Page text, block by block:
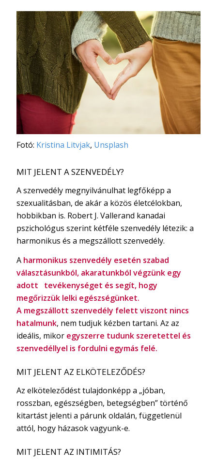
Fotó: Kristina Litvjak, Unsplash
MIT JELENT A SZENVEDÉLY?
A szenvedély megnyilvánulhat legfőképp a
szexualitásban, de akár a közös életcélokban,
hobbikban is. Robert J. Vallerand kanadai
pszichológus szerint kétféle szenvedély létezik: a
harmonikus és a megszállott szenvedély.
A harmonikus szenvedély esetén szabad
választásunkból, akaratunkból végzünk egy
adott tevékenységet és segít, hogy
megőrizzük lelki egészségünket.
A megszállott szenvedély felett viszont nincs
hatalmunk, nem tudjuk kézben tartani. Az az
ideális, mikor egyszerre tudunk szeretettel és
szenvedéllyel is fordulni egymás felé.
MIT JELENT AZ ELKÖTELEZŐDÉS?
Az elköteleződést tulajdonképp a „jóban,
rosszban, egészségben, betegségben” történő
kitartást jelenti a párunk oldalán, függetlenül
attól, hogy házasok vagyunk-e.
MIT JELENT AZ INTIMITÁS?